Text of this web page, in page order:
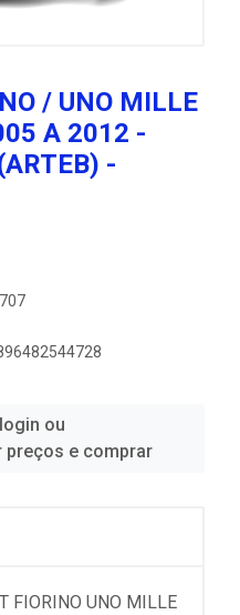
/ UNO MILLE
A 2012 -
-
ou
preços e comprar
FIORINO UNO MILLE